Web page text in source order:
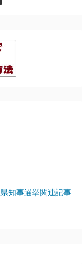
知事選挙関連記事